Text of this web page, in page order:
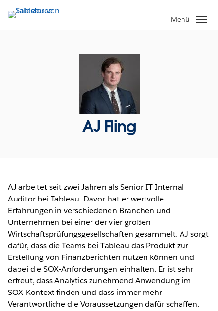
Direkt
zum
Menü
AJ Fling
AJ arbeitet seit zwei Jahren als Senior IT Internal
Auditor bei Tableau. Davor hat er wertvolle
Erfahrungen in verschiedenen Branchen und
Unternehmen bei einer der vier großen
Wirtschaftsprüfungsgesellschaften gesammelt. AJ sorgt
dafür, dass die Teams bei Tableau das Produkt zur
Erstellung von Finanzberichten nutzen können und
dabei die SOX-Anforderungen einhalten. Er ist sehr
erfreut, dass Analytics zunehmend Anwendung im
SOX-Kontext finden und dass immer mehr
Verantwortliche die Voraussetzungen dafür schaffen.